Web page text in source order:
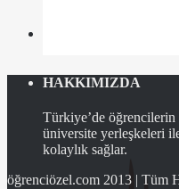
HAKKIMIZDA
Türkiye’de öğrencilerin
üniversite yerleşkeleri
kolaylık sağlar.
öğrenciözel.com 2013 | Tüm